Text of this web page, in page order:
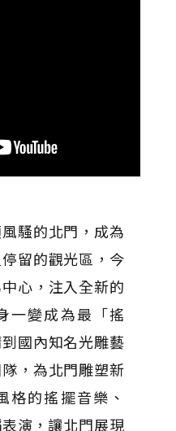
騷的北門，成為
留的觀光區，今
心，注入全新的
一變成為最「搖
國內知名光雕藝
，為北門雕塑新
格的搖擺音樂、
演，讓北門展現